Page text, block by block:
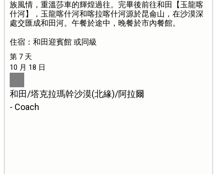
族風情，重溫莎車的輝煌過往。完畢後前往和田【玉龍喀
什河】，玉龍喀什河和喀拉喀什河源於昆侖山，在沙漠深
處交匯成和田河。午餐於途中，晚餐於市內餐館。
住宿：和田迎賓館 或同級
第 7 天
10 月 18 日
和田/塔克拉瑪幹沙漠(北緣)/阿拉爾
- Coach